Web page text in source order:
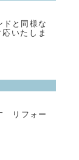
と同様な
いたしま
リフォー